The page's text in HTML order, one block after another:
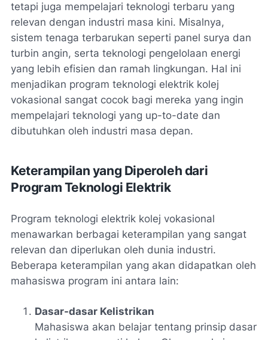
tetapi juga mempelajari teknologi terbaru yang
relevan dengan industri masa kini. Misalnya,
sistem tenaga terbarukan seperti panel surya dan
turbin angin, serta teknologi pengelolaan energi
yang lebih efisien dan ramah lingkungan. Hal ini
menjadikan program teknologi elektrik kolej
vokasional sangat cocok bagi mereka yang ingin
mempelajari teknologi yang up-to-date dan
dibutuhkan oleh industri masa depan.
Keterampilan yang Diperoleh dari
Program Teknologi Elektrik
Program teknologi elektrik kolej vokasional
menawarkan berbagai keterampilan yang sangat
relevan dan diperlukan oleh dunia industri.
Beberapa keterampilan yang akan didapatkan oleh
mahasiswa program ini antara lain:
Dasar-dasar Kelistrikan
Mahasiswa akan belajar tentang prinsip dasar